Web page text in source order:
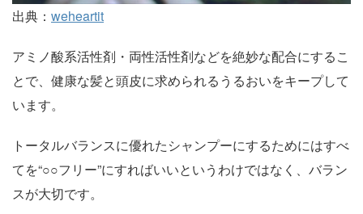
出典： weheartit
アミノ酸系活性剤・両性活性剤などを絶妙な配合にするこ
とで、健康な髪と頭皮に求められるうるおいをキープして
います。
トータルバランスに優れたシャンプーにするためにはすべ
てを“○○フリー”にすればいいというわけではなく、バラン
スが大切です。